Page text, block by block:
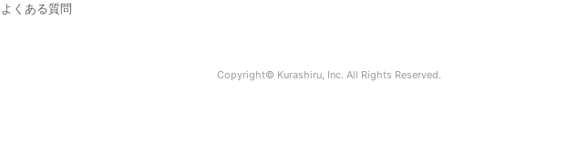
よくある質問
Copyright© Kurashiru, Inc. All Rights Reserved.